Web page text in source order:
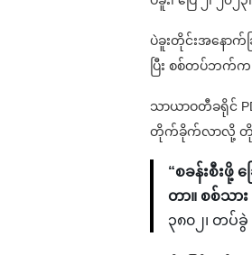
ပဲခူးတိုင်းအနောက်
ပြီး စစ်တပ်ဘက်က
သာယာဝတီခရိုင်
တိုက်ခိုက်လာလို့ တိုက်
“စခန်းစီးဖို့
တာ။ စစ်သ
၃၈၀၂၊ တပ်